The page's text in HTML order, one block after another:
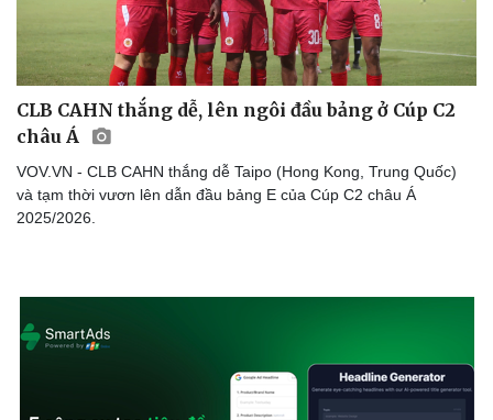
CLB CAHN thắng dễ, lên ngôi đầu bảng ở Cúp C2
châu Á
VOV.VN - CLB CAHN thắng dễ Taipo (Hong Kong, Trung Quốc)
và tạm thời vươn lên dẫn đầu bảng E của Cúp C2 châu Á
2025/2026.